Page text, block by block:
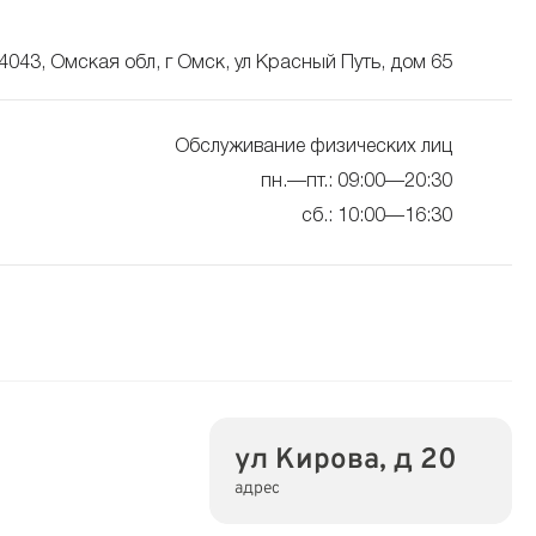
Омская обл, г Омск, ул Красный Путь, дом 65
Обслуживание физических лиц
пн.—пт.: 09:00—20:30
сб.: 10:00—16:30
ул Кирова, д 20
адрес